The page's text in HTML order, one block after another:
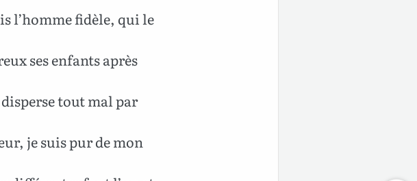
l’homme fidèle, qui le
ses enfants après
tout mal par
je suis pur de mon